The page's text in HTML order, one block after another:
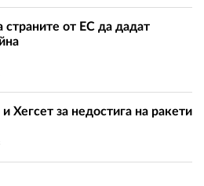
страните от ЕС да дадат
за недостига на ракети